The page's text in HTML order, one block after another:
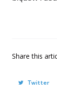
Share this
Twitter